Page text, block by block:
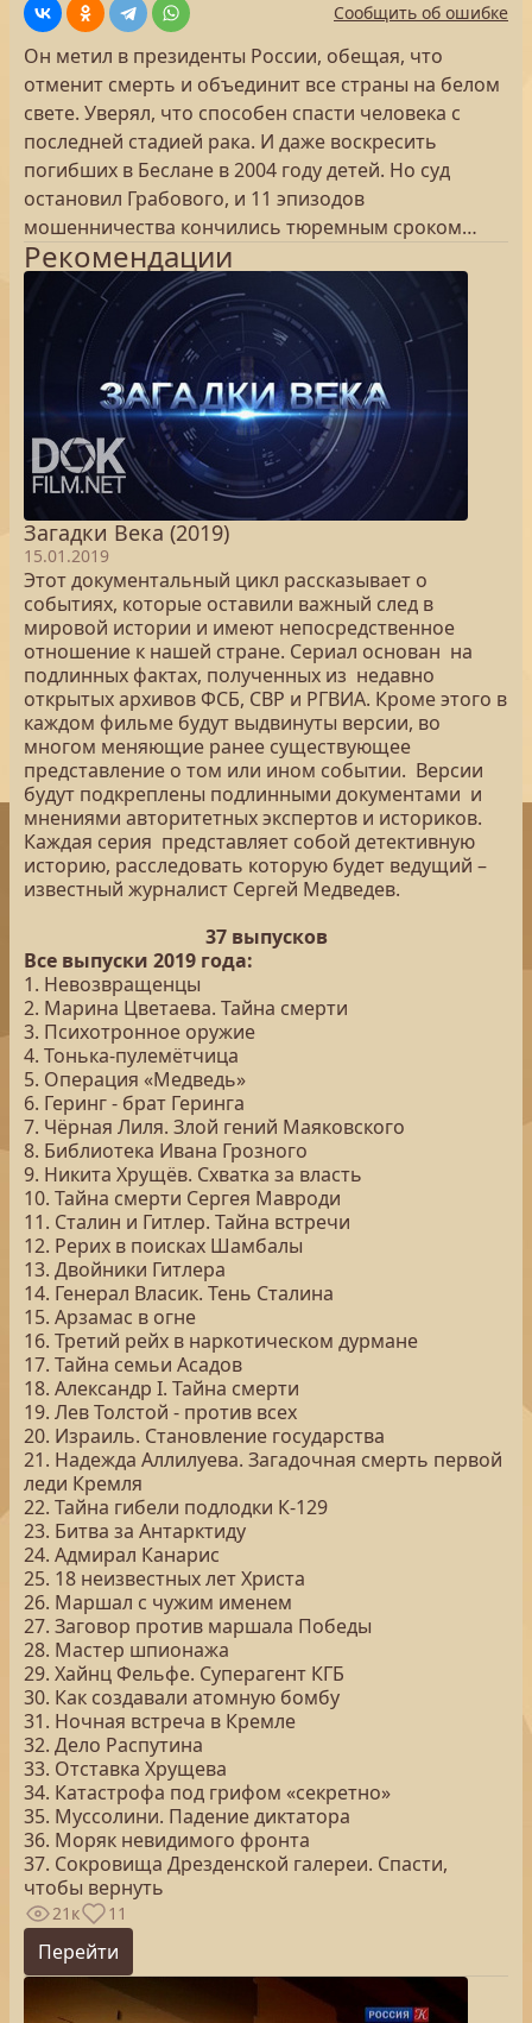
Сообщить об ошибке
Он метил в президенты России, обещая, что
отменит смерть и объединит все страны на белом
свете. Уверял, что способен спасти человека с
последней стадией рака. И даже воскресить
погибших в Беслане в 2004 году детей. Но суд
остановил Грабового, и 11 эпизодов
мошенничества кончились тюремным сроком…
Рекомендации
Загадки Века (2019)
15.01.2019
Этот документальный цикл рассказывает о
событиях, которые оставили важный след в
мировой истории и имеют непосредственное
отношение к нашей стране. Сериал основан на
подлинных фактах, полученных из недавно
открытых архивов ФСБ, СВР и РГВИА. Кроме этого в
каждом фильме будут выдвинуты версии, во
многом меняющие ранее существующее
представление о том или ином событии. Версии
будут подкреплены подлинными документами и
мнениями авторитетных экспертов и историков.
Каждая серия представляет собой детективную
историю, расследовать которую будет ведущий –
известный журналист Сергей Медведев.
37 выпусков
Все выпуски 2019 года:
1. Невозвращенцы
2. Марина Цветаева. Тайна смерти
3. Психотронное оружие
4. Тонька-пулемётчица
5. Операция «Медведь»
6. Геринг - брат Геринга
7. Чёрная Лиля. Злой гений Маяковского
8. Библиотека Ивана Грозного
9. Никита Хрущёв. Схватка за власть
10. Тайна смерти Сергея Мавроди
11. Сталин и Гитлер. Тайна встречи
12. Рерих в поисках Шамбалы
13. Двойники Гитлера
14. Генерал Власик. Тень Сталина
15. Арзамас в огне
16. Третий рейх в наркотическом дурмане
17. Тайна семьи Асадов
18. Александр I. Тайна смерти
19. Лев Толстой - против всех
20. Израиль. Становление государства
21. Надежда Аллилуева. Загадочная смерть первой
леди Кремля
22. Тайна гибели подлодки К-129
23. Битва за Антарктиду
24. Адмирал Канарис
25. 18 неизвестных лет Христа
26. Маршал с чужим именем
27. Заговор против маршала Победы
28. Мастер шпионажа
29. Хайнц Фельфе. Суперагент КГБ
30. Как создавали атомную бомбу
31. Ночная встреча в Кремле
32. Дело Распутина
33. Отставка Хрущева
34. Катастрофа под грифом «секретно»
35. Муссолини. Падение диктатора
36. Моряк невидимого фронта
37. Сокровища Дрезденской галереи. Спасти,
чтобы вернуть
21к 11
Перейти